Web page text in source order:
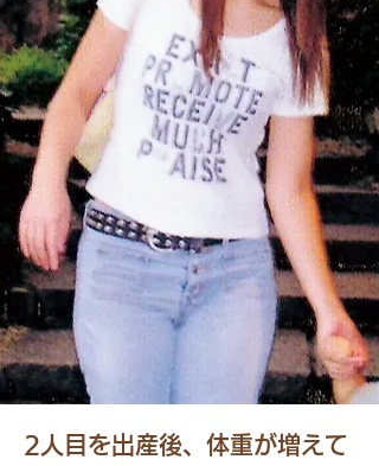
2人目を出産後、体重が増えて